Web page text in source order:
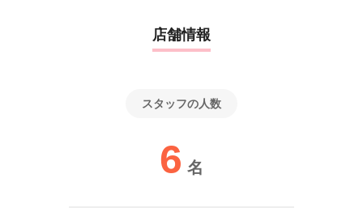
これを読んでくれた皆さんと研修所でお会いできることを楽しみ
※募集要項：39歳まで（長期間のキャリア形成のため）
※ご連絡は平日のみとなり、土日祝日のご案内は行っておりませ
店舗情報
スタッフの人数
6 名